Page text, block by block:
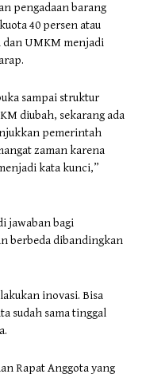
pengadaan barang
40 persen atau
dan UMKM menjadi
sampai struktur
diubah, sekarang ada
pemerintah
zaman karena
kata kunci,”
jawaban bagi
berbeda dibandingkan
inovasi. Bisa
sudah sama tinggal
Rapat Anggota yang